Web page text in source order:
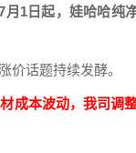
1日起，娃哈哈纯
价话题持续发酵。
成本波动，我司调